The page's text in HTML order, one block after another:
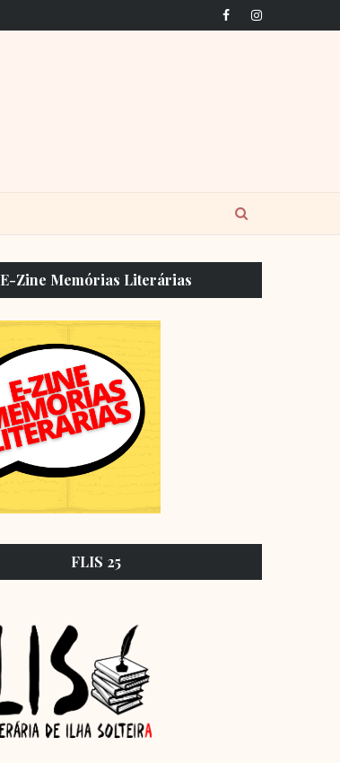
E-Zine Memórias Literárias
FLIS 25